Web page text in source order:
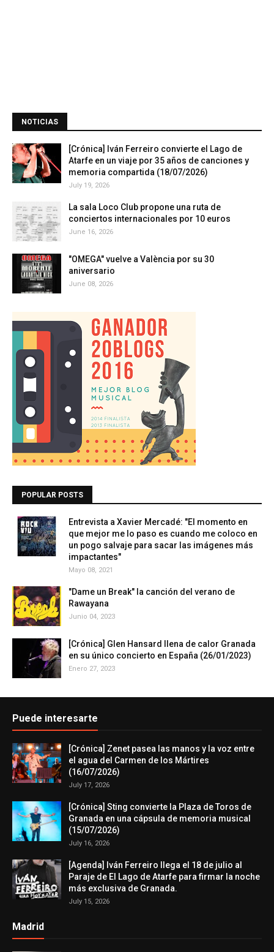
NOTICIAS
[Crónica] Iván Ferreiro convierte el Lago de
Atarfe en un viaje por 35 años de canciones y
memoria compartida (18/07/2026)
July 19, 2026
La sala Loco Club propone una ruta de
conciertos internacionales por 10 euros
June 16, 2026
"OMEGA" vuelve a València por su 30
aniversario
June 08, 2026
POPULAR POSTS
Entrevista a Xavier Mercadé: "El momento en
que mejor me lo paso es cuando me coloco en
un pogo salvaje para sacar las imágenes más
impactantes"
Mayo 08, 2021
"Dame un Break" la canción del verano de
Rawayana
Junio 04, 2023
[Crónica] Glen Hansard llena de calor Granada
en su único concierto en España (26/01/2023)
Enero 27, 2023
Puede interesarte
[Crónica] Zenet pasea las manos y la voz entre
el agua del Carmen de los Mártires
(16/07/2026)
July 17, 2026
[Crónica] Sting convierte la Plaza de Toros de
Granada en una cápsula de memoria musical
(15/07/2026)
July 16, 2026
[Agenda] Iván Ferreiro llega el 18 de julio al
Paraje de El Lago de Atarfe para firmar la noche
más exclusiva de Granada.
July 15, 2026
Madrid